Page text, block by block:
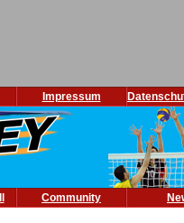
Impressum
Community